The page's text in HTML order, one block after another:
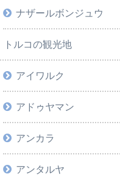
ナザールボンジュウ
トルコの観光地
アイワルク
アドゥヤマン
アンカラ
アンタルヤ